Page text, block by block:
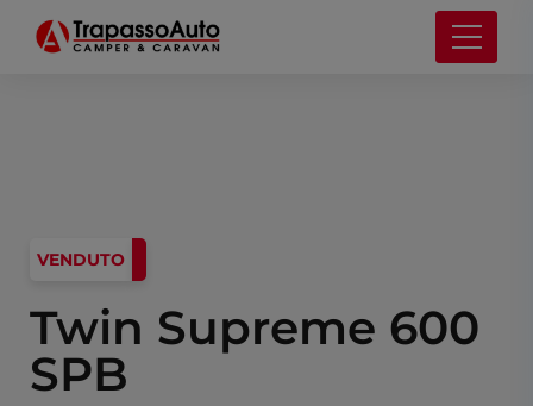
VENDUTO
Twin Supreme 600
SPB